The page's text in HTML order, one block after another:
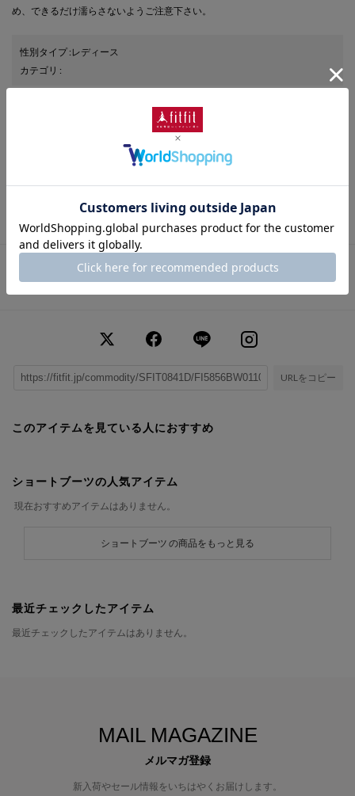
め、できるだけ濡らさないようご注意下さい。
性別タイプ : レディース
カテゴリ :
表素材： 本革
さらに詳しい情報を表示
この商品に関するお問い合わせ
URLをコピー
このアイテムを見ている人におすすめ
ショートブーツの人気アイテム
現在おすすめアイテムはありません。
ショートブーツ の商品をもっと見る
最近チェックしたアイテム
最近チェックしたアイテムはありません。
MAIL MAGAZINE
メルマガ登録
新入荷やセール情報をいちはやくお届けします。